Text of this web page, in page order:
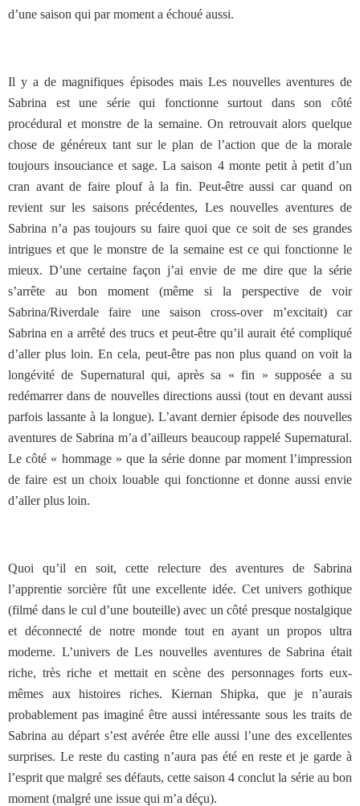
d’une saison qui par moment a échoué aussi.
Il y a de magnifiques épisodes mais Les nouvelles aventures de
Sabrina est une série qui fonctionne surtout dans son côté
procédural et monstre de la semaine. On retrouvait alors quelque
chose de généreux tant sur le plan de l’action que de la morale
toujours insouciance et sage. La saison 4 monte petit à petit d’un
cran avant de faire plouf à la fin. Peut-être aussi car quand on
revient sur les saisons précédentes, Les nouvelles aventures de
Sabrina n’a pas toujours su faire quoi que ce soit de ses grandes
intrigues et que le monstre de la semaine est ce qui fonctionne le
mieux. D’une certaine façon j’ai envie de me dire que la série
s’arrête au bon moment (même si la perspective de voir
Sabrina/Riverdale faire une saison cross-over m’excitait) car
Sabrina en a arrêté des trucs et peut-être qu’il aurait été compliqué
d’aller plus loin. En cela, peut-être pas non plus quand on voit la
longévité de Supernatural qui, après sa « fin » supposée a su
redémarrer dans de nouvelles directions aussi (tout en devant aussi
parfois lassante à la longue). L’avant dernier épisode des nouvelles
aventures de Sabrina m’a d’ailleurs beaucoup rappelé Supernatural.
Le côté « hommage » que la série donne par moment l’impression
de faire est un choix louable qui fonctionne et donne aussi envie
d’aller plus loin.
Quoi qu’il en soit, cette relecture des aventures de Sabrina
l’apprentie sorcière fût une excellente idée. Cet univers gothique
(filmé dans le cul d’une bouteille) avec un côté presque nostalgique
et déconnecté de notre monde tout en ayant un propos ultra
moderne. L’univers de Les nouvelles aventures de Sabrina était
riche, très riche et mettait en scène des personnages forts eux-
mêmes aux histoires riches. Kiernan Shipka, que je n’aurais
probablement pas imaginé être aussi intéressante sous les traits de
Sabrina au départ s’est avérée être elle aussi l’une des excellentes
surprises. Le reste du casting n’aura pas été en reste et je garde à
l’esprit que malgré ses défauts, cette saison 4 conclut la série au bon
moment (malgré une issue qui m’a déçu).